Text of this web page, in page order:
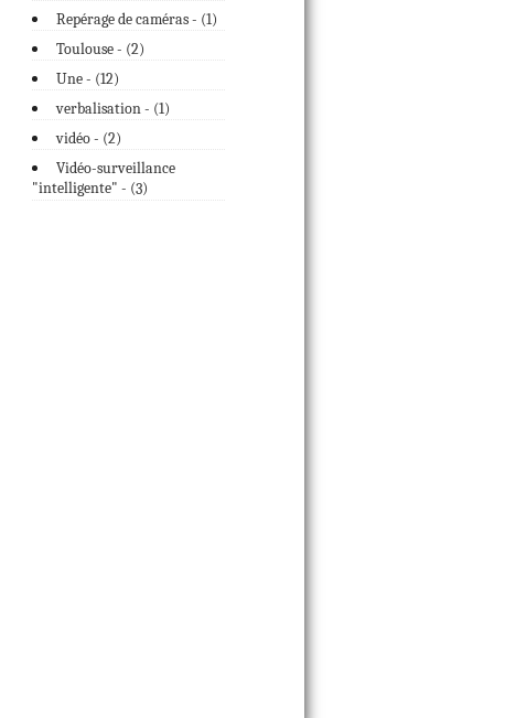
Repérage de caméras - (1)
Toulouse - (2)
Une - (12)
verbalisation - (1)
vidéo - (2)
Vidéo-surveillance
"intelligente" - (3)